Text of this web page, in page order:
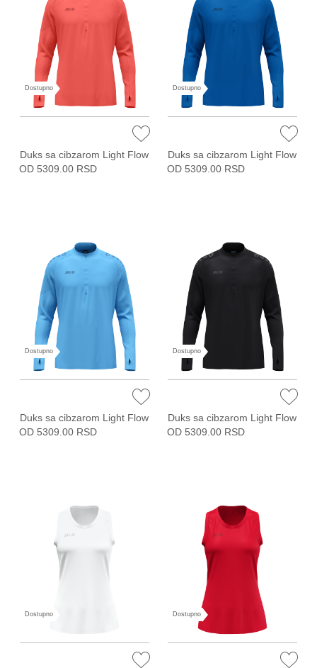
Dostupno
Duks sa cibzarom Light Flow
OD 5309.00 RSD
Dostupno
Duks sa cibzarom Light Flow
OD 5309.00 RSD
Dostupno
Duks sa cibzarom Light Flow
OD 5309.00 RSD
Dostupno
Duks sa cibzarom Light Flow
OD 5309.00 RSD
Dostupno Dostupno